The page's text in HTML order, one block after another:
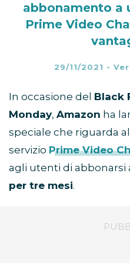
abbonamento a
Prime Video
29/11/2021 -
In occasione del Black
Monday, Amazon ha
speciale che riguarda
servizio Prime Video
agli utenti di abbonarsi
per tre mesi.